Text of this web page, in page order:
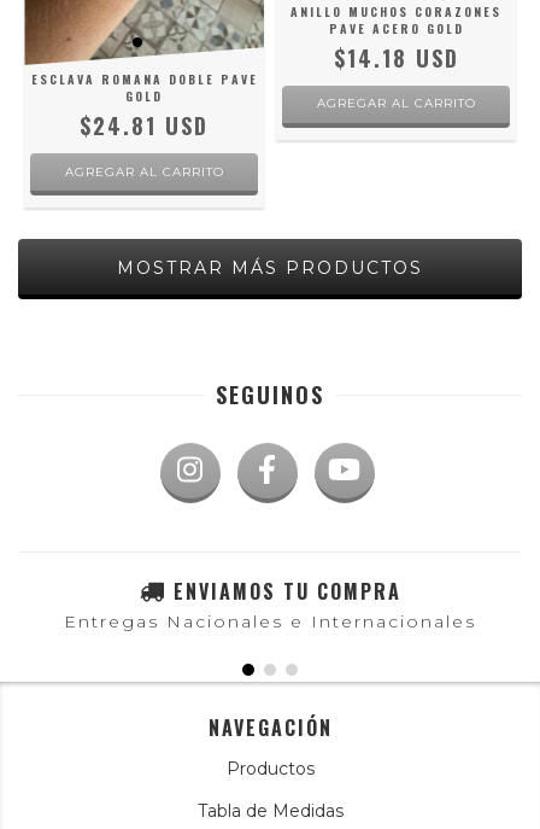
ESCLAVA ROMANA DOBLE PAVE
GOLD
$24.81 USD
ANILLO MUCHOS CORAZONES
PAVE ACERO GOLD
$14.18 USD
AGREGAR AL CARRITO
MOSTRAR MÁS PRODUCTOS
SEGUINOS
ENVIAMOS TU COMPRA
Entregas Nacionales e Internacionales
NAVEGACIÓN
Productos
Tabla de Medidas